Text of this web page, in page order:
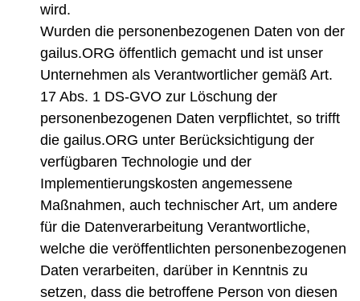
wird.
Wurden die personenbezogenen Daten von der
gailus.ORG öffentlich gemacht und ist unser
Unternehmen als Verantwortlicher gemäß Art.
17 Abs. 1 DS-GVO zur Löschung der
personenbezogenen Daten verpflichtet, so trifft
die gailus.ORG unter Berücksichtigung der
verfügbaren Technologie und der
Implementierungskosten angemessene
Maßnahmen, auch technischer Art, um andere
für die Datenverarbeitung Verantwortliche,
welche die veröffentlichten personenbezogenen
Daten verarbeiten, darüber in Kenntnis zu
setzen, dass die betroffene Person von diesen